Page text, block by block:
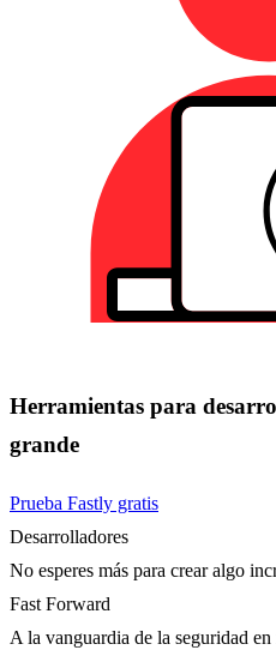
Herramientas para
grande
Prueba Fastly gratis
Desarrolladores
No esperes más para crear algo
Fast Forward
A la vanguardia de la seguridad en